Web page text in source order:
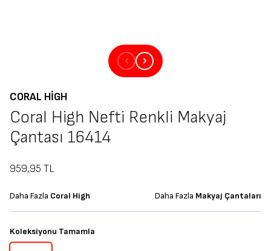
CORAL HIGH
Coral High Nefti Renkli Makyaj
Çantası 16414
959,95 TL
Daha Fazla Coral High Daha Fazla Makyaj Çantaları
Koleksiyonu Tamamla